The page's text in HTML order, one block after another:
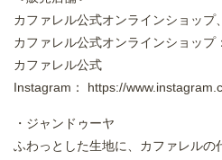
カファレル公式オンラインショップ
カファレル公式オンラインショップ
カファレル公式
Instagram： https://
・ジャンドゥーヤ
ふわっとした生地に、カファレルの